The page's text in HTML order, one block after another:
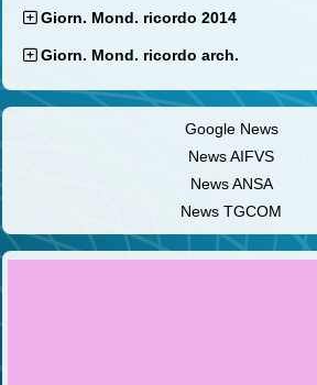
Giorn. Mond. ricordo 2014
Giorn. Mond. ricordo arch.
Google News
News AIFVS
News ANSA
News TGCOM